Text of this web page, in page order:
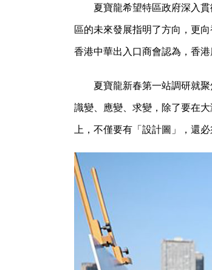
夏寶龍希望特區政府深入
區的未來發展指明了方向，更
香港中華出入口商會認為，香
夏寶龍新春第一站調研就
識變、應變、求變，除了要在
上，不僅要有「設計圖」，還